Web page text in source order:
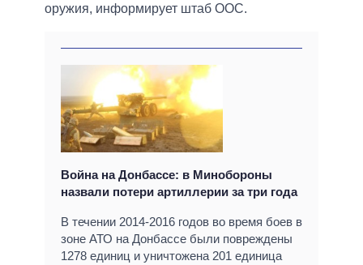
оружия, информирует штаб ООС.
Война на Донбассе: в Минобороны
назвали потери артиллерии за три года
В течении 2014-2016 годов во время боев в
зоне АТО на Донбассе были повреждены
1278 единиц и уничтожена 201 единица